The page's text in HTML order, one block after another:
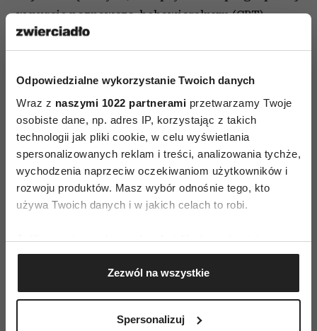
Odpowiedzialne wykorzystanie Twoich danych
Wraz z naszymi 1022 partnerami przetwarzamy Twoje
osobiste dane, np. adres IP, korzystając z takich
technologii jak pliki cookie, w celu wyświetlania
spersonalizowanych reklam i treści, analizowania tychże,
wychodzenia naprzeciw oczekiwaniom użytkowników i
rozwoju produktów. Masz wybór odnośnie tego, kto
używa Twoich danych i w jakich celach to robi.
Jeśli wyrazisz na to zgodę, chcielibyśmy również:
Gromadzić dane dotyczące Twojej lokalizacji
geograficznej z dokładnością nawet do kilku metrów
Identyfikować Twoje urządzenie, aktywnie
(fingerprinting, czyli wirtualny odcisk palca)
Zezwól na wszystkie
Spersonalizuj
w nurcie poznawczo-behawioralnym (CBT).
Potraktuj moją odpowiedź jako ukierunkowanie,
AUTOPROMOCJA